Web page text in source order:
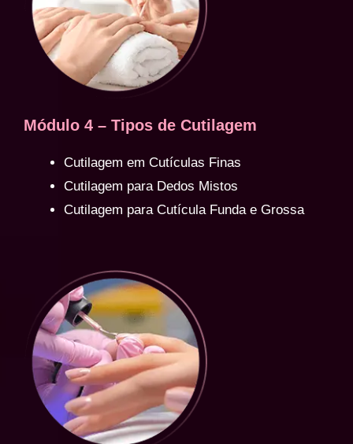
Módulo 4 – Tipos de Cutilagem
Cutilagem em Cutículas Finas
Cutilagem para Dedos Mistos
Cutilagem para Cutícula Funda e Grossa